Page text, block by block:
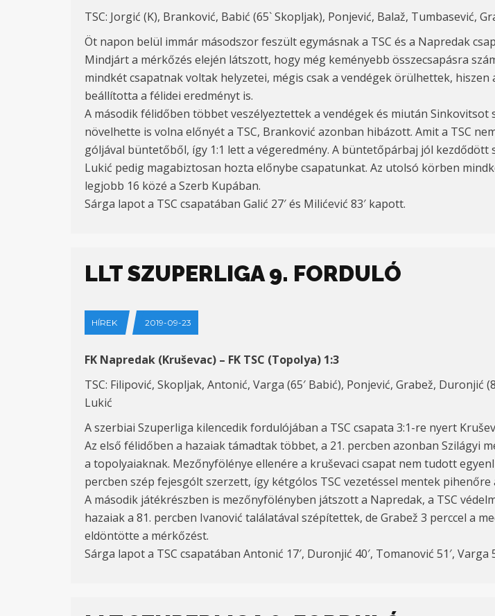
TSC: Jorgić (K), Branković, Babić (65` Skopljak), Ponjević, Balaž, Tumbasević,
Öt napon belül immár másodszor feszült egymásnak a TSC és a Napredak
Mindjárt a mérkőzés elején látszott, hogy még keményebb összecsapásra
mindkét csapatnak voltak helyzetei, mégis csak a vendégek örülhettek,
beállította a félidei eredményt is.
A második félidőben többet veszélyeztettek a vendégek és miután
növelhette is volna előnyét a TSC, Branković azonban hibázott. Amit a TSC
góljával büntetőből, így 1:1 lett a végeredmény. A büntetőpárbaj jól
Lukić pedig magabiztosan hozta előnybe csapatunkat. Az utolsó körben
legjobb 16 közé a Szerb Kupában.
Sárga lapot a TSC csapatában Galić 27′ és Milićević 83′ kapott.
LLT SZUPERLIGA 9. FORDULÓ
HÍREK 2019-09-23
FK Napredak (Kruševac) – FK TSC (Topolya) 1:3
TSC: Filipović, Skopljak, Antonić, Varga (65′ Babić), Ponjević, Grabež, Duronjić
Lukić
A szerbiai Szuperliga kilencedik fordulójában a TSC csapata 3:1-re nyert
Az első félidőben a hazaiak támadtak többet, a 21. percben azonban Szilágyi
a topolyaiaknak. Mezőnyfölénye ellenére a kruševaci csapat nem tudott
percben szép fejesgólt szerzett, így kétgólos TSC vezetéssel mentek pihenőre
A második játékrészben is mezőnyfölényben játszott a Napredak, a TSC
hazaiak a 81. percben Ivanović találatával szépítettek, de Grabež 3 perccel a
eldöntötte a mérkőzést.
Sárga lapot a TSC csapatában Antonić 17′, Duronjić 40′, Tomanović 51′, Varga